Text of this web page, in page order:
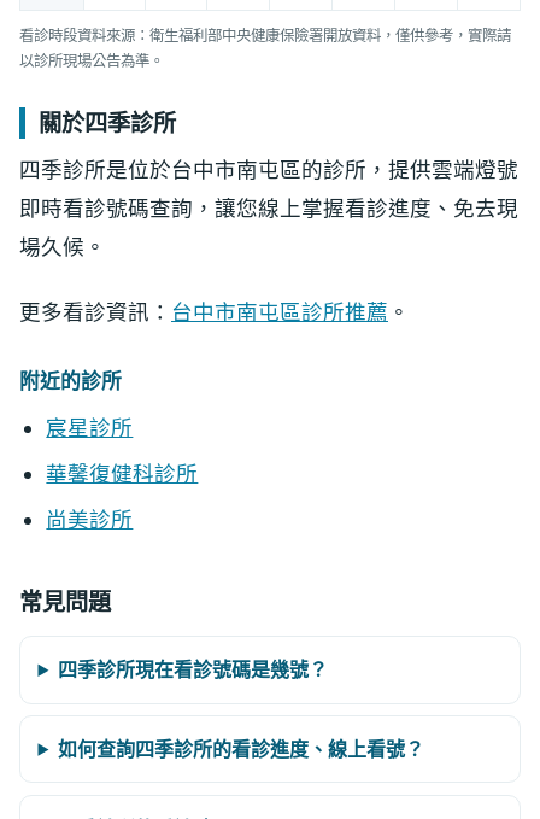
看診時段資料來源：衛生福利部中央健康保險署開放資料，僅供參考，實際請
以診所現場公告為準。
關於四季診所
四季診所是位於台中市南屯區的診所，提供雲端燈號
即時看診號碼查詢，讓您線上掌握看診進度、免去現
場久候。
更多看診資訊： 台中市南屯區診所推薦 。
附近的診所
宸星診所
華馨復健科診所
尚美診所
常見問題
四季診所現在看診號碼是幾號？
如何查詢四季診所的看診進度、線上看號？